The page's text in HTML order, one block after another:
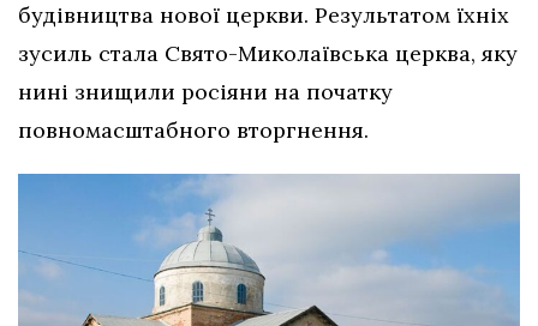
будівництва нової церкви. Результатом їхніх
зусиль стала Свято-Миколаївська церква, яку
нині знищили росіяни на початку
повномасштабного вторгнення.